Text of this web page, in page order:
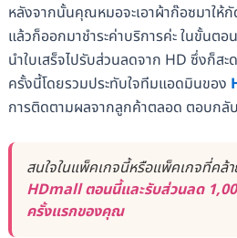
หลังจากนั้นคุณหมอจะเอาผ้าก๊อซมาให้กั
แล้วก็ออกมาชำระค่าบริการค่ะ ในขั้นตอ
นำใบเสร็จไปรับส่วนลดจาก HD ซึ่งก็สะ
ครั้งนี้โดยรวมประทับใจทีมแอดมินของ
การติดตามผลจากลูกค้าตลอด ตอบกลั
สนใจในแพ็คเกจนี้หรือแพ็คเกจที่คล้
HDmall ตอนนี้และรับส่วนลด
ครั้งแรกของคุณ